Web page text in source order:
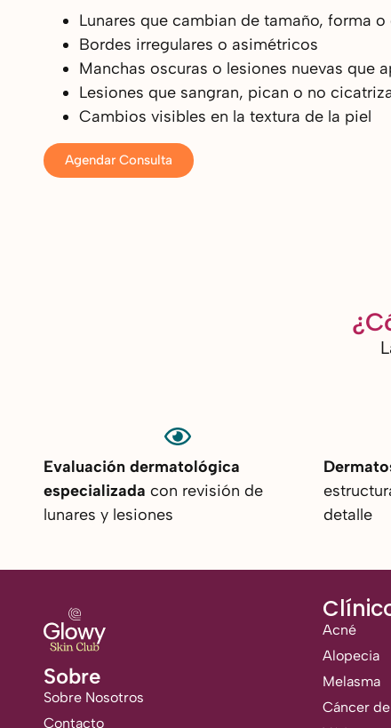
Lunares que cambian de tamaño, forma
Bordes irregulares o asimétricos
Manchas oscuras o lesiones nuevas que
Lesiones que sangran, pican o no
Cambios visibles en la textura de la piel
Agendar Consulta
Evaluación dermatológica
especializada con revisión de
lunares y lesiones
detalle
Sobre
Sobre Nosotros
Contacto
Acné
Alopecia
Melasma
Cáncer